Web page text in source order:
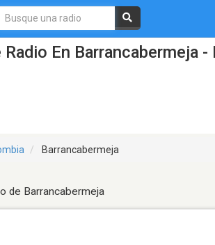
En Barrancabermeja -
Barrancabermeja
de Barrancabermeja